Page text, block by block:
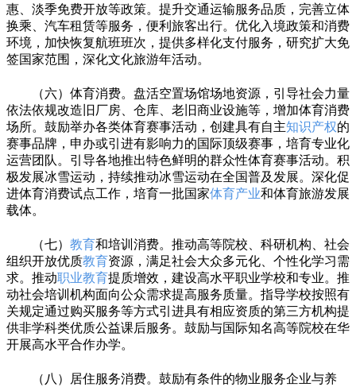
惠、淡季免费开放等政策。提升交通运输服务品质，完善立体
换乘、汽车租赁等服务，便利旅客出行。优化入境政策和消费
环境，加快恢复航班班次，提供多样化支付服务，研究扩大免
签国家范围，深化文化旅游年活动。
（六）体育消费。盘活空置场馆场地资源，引导社会力量
依法依规改造旧厂房、仓库、老旧商业设施等，增加体育消费
场所。鼓励举办各类体育赛事活动，创建具有自主知识产权的
赛事品牌，申办或引进有影响力的国际顶级赛事，培育专业化
运营团队。引导各地推出特色鲜明的群众性体育赛事活动。积
极发展冰雪运动，持续推动冰雪运动在全国普及发展。深化促
进体育消费试点工作，培育一批国家体育产业和体育旅游发展
载体。
（七） 教育和培训消费。推动高等院校、科研机构、社会
组织开放优质教育资源，满足社会大众多元化、个性化学习需
求。推动职业教育提质增效，建设高水平职业学校和专业。推
动社会培训机构面向公众需求提高服务质量。指导学校按照有
关规定通过购买服务等方式引进具有相应资质的第三方机构提
供非学科类优质公益课后服务。鼓励与国际知名高等院校在华
开展高水平合作办学。
（八）居住服务消费。鼓励有条件的物业服务企业与养